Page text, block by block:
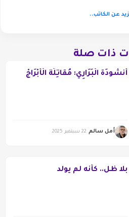
عن الكاتب..
ذات صلة
أُنْشُودَةُ الْبَرَارِي: مُقَاتِلَةُ الْأَبْرَاجْ
أمل سالم 22 سبتمبر 2025
بلا ظل.. كأنه لم يولد